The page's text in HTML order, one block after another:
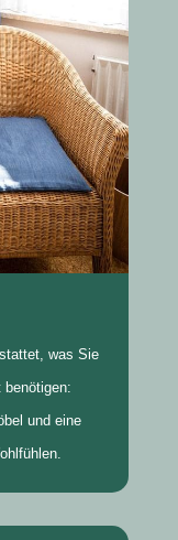
was Sie
benötigen:
und eine